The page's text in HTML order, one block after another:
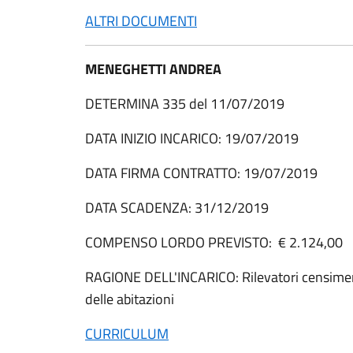
ALTRI DOCUMENTI
MENEGHETTI ANDREA
DETERMINA 335 del 11/07/2019
DATA INIZIO INCARICO: 19/07/2019
DATA FIRMA CONTRATTO: 19/07/2019
DATA SCADENZA: 31/12/2019
COMPENSO LORDO PREVISTO: € 2.124,00
RAGIONE DELL'INCARICO: Rilevatori
delle abitazioni
CURRICULUM